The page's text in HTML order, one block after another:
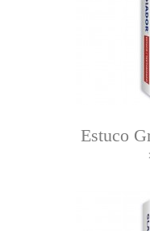
Estuco